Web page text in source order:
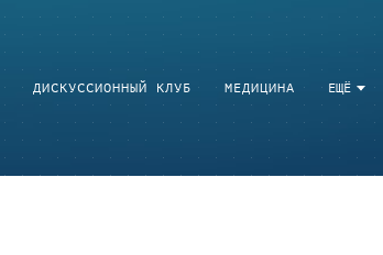
ЕЩЁ
ДИСКУССИОННЫЙ КЛУБ МЕДИЦИНА